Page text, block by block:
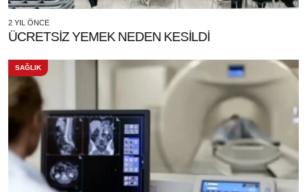
2 YIL ÖNCE
ÜCRETSİZ YEMEK NEDEN KESİLDİ
SAĞLIK